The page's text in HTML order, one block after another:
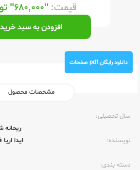
قیمت: "۶۸۰,۰۰۰"
افزودن به سبد خرید
دانلود رایگان pdf صفحات
مشخصات محصول
سال تحصیلی:‌
نویسنده:‌
ریحانه
ایدا
دسته بندی: